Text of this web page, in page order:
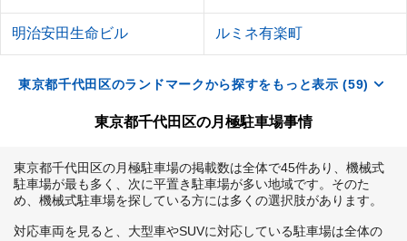
明治安田生命ビル ルミネ有楽町
東京都千代田区のランドマークから探すをもっと表示 (59)
東京都千代田区の月極駐車場事情
東京都千代田区の月極駐車場の掲載数は全体で45件あり、機械式
駐車場が最も多く、次に平置き駐車場が多い地域です。そのた
め、機械式駐車場を探している方には多くの選択肢があります。
対応車両を見ると、大型車やSUVに対応している駐車場は全体の